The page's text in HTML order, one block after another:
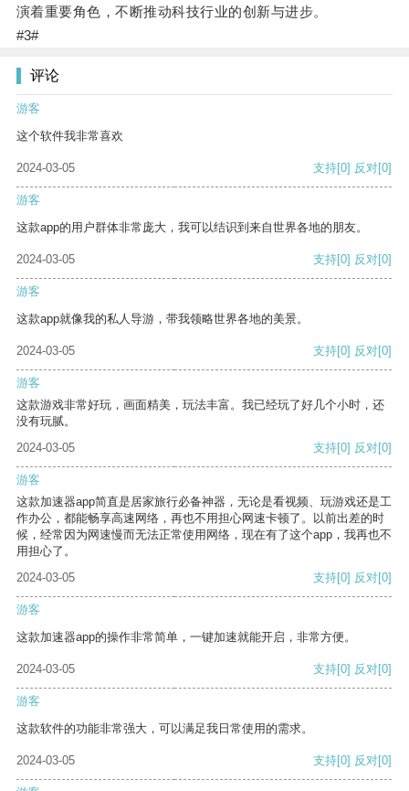
演着重要角色，不断推动科技行业的创新与进步。
#3#
评论
游客
这个软件我非常喜欢
2024-03-05 支持[0] 反对[0]
游客
这款app的用户群体非常庞大，我可以结识到来自世界各地的朋友。
2024-03-05 支持[0] 反对[0]
游客
这款app就像我的私人导游，带我领略世界各地的美景。
2024-03-05 支持[0] 反对[0]
游客
这款游戏非常好玩，画面精美，玩法丰富。我已经玩了好几个小时，还
没有玩腻。
2024-03-05
支持[0] 反对[0]
游客
这款加速器app简直是居家旅行必备神器，无论是看视频、玩游戏还是工
作办公，都能畅享高速网络，再也不用担心网速卡顿了。以前出差的时
候，经常因为网速慢而无法正常使用网络，现在有了这个app，我再也不
用担心了。
2024-03-05
支持[0] 反对[0]
游客
这款加速器app的操作非常简单，一键加速就能开启，非常方便。
2024-03-05 支持[0] 反对[0]
游客
这款软件的功能非常强大，可以满足我日常使用的需求。
2024-03-05 支持[0] 反对[0]